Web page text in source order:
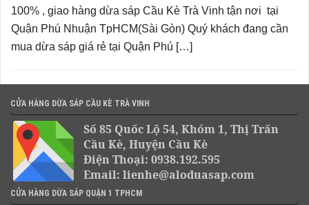
100% , giao hàng dừa sáp Cầu Kè Trà Vinh tận nơi tại
Quận Phú Nhuận TpHCM(Sài Gòn) Quý khách đang cần
mua dừa sáp giá rẻ tại Quận Phú […]
CỬA HÀNG DỪA SÁP CẦU KÈ TRÀ VINH
Số 85 Quốc Lộ 54, Khóm 1, Thị Trấn
Cầu Kè, Huyện Cầu Kè
Điện Thoại: 0938.192.595
Email: lienhe@aloduasap.com
CỬA HÀNG DỪA SÁP QUẬN 1 TPHCM